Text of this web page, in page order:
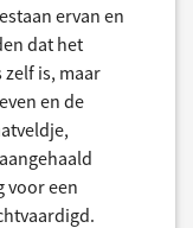
ervan en
dat het
is, maar
en de
voor een